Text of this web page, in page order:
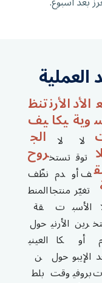
العملية
الأد
وية
لا
توق
ف أو
تغيّر
الأسب
رين
أو
الإيبو
بروفي
الأرن
يكا
لا
تستخ
دم
منتجا
ت
الأرني
كا
حول
وقت
تنظ
يف
الج
روح
نظّف
المنط
قة
حول
العيني
ن
بلط